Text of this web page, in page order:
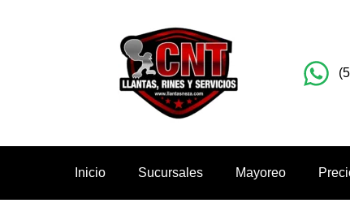
Inicio Sucursales Mayoreo